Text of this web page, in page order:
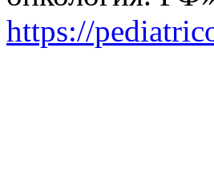
https://